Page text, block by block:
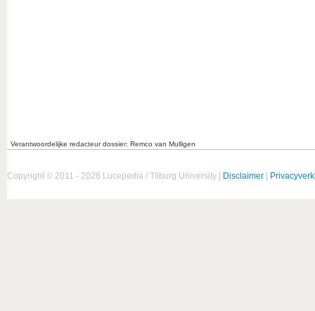
Verantwoordelijke redacteur dossier: Remco van Mulligen
Copyright © 2011 - 2026 Lucepedia / Tilburg University | Disclaimer